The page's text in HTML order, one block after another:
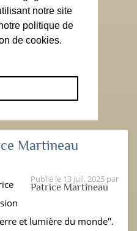
notre site
politique de
de cookies.
Martineau
Publié le 13 juil. 2025 par
Patrice Martineau
et lumière du monde".